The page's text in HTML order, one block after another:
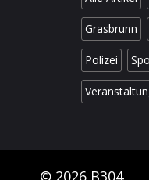
Grasbrunn
Polizei
© 2026 B304